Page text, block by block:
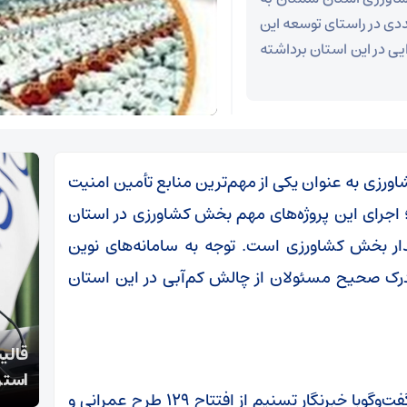
در راستای توسعه این
در این استان برداشته
به عنوان یکی از مهم‌ترین منابع تأمین امنیت
اجرای این پروژه‌های مهم بخش کشاورزی در استان
بخش کشاورزی است. توجه به سامانه‌های نوین
درک صحیح مسئولان از چالش کم‌آبی در این استان
رئیس سازمان جهاد کشاورزی استان سمنان در گفت‌وگوبا خبرنگار تسنیم از افتتاح ۱۲۹ طرح عمرانی و